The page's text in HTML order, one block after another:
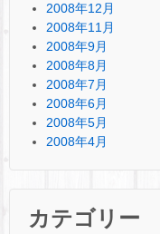
2008年12月
2008年11月
2008年9月
2008年8月
2008年7月
2008年6月
2008年5月
2008年4月
カテゴリー